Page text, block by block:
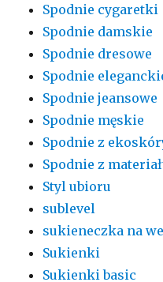
Spodnie cygaretki
Spodnie damskie
Spodnie dresowe
Spodnie
Spodnie jeansowe
Spodnie męskie
Spodnie z
Spodnie z
Styl ubioru
sublevel
sukieneczka na
Sukienki
Sukienki basic